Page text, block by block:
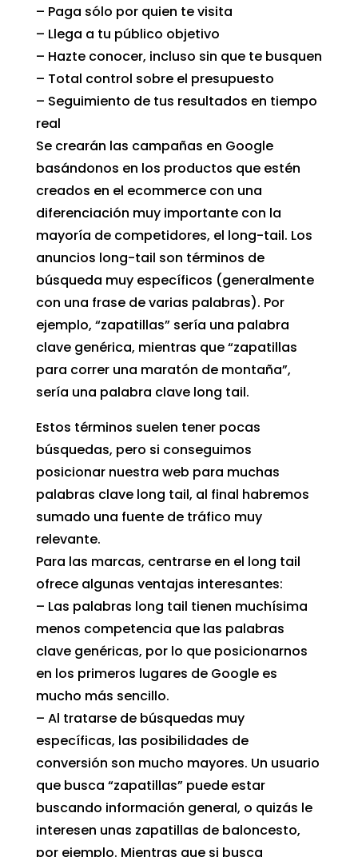
– Paga sólo por quien te visita
– Llega a tu público objetivo
– Hazte conocer, incluso sin que te busquen
– Total control sobre el presupuesto
– Seguimiento de tus resultados en tiempo
real
Se crearán las campañas en Google
basándonos en los productos que estén
creados en el ecommerce con una
diferenciación muy importante con la
mayoría de competidores, el long-tail. Los
anuncios long-tail son términos de
búsqueda muy específicos (generalmente
con una frase de varias palabras). Por
ejemplo, “zapatillas” sería una palabra
clave genérica, mientras que “zapatillas
para correr una maratón de montaña”,
sería una palabra clave long tail.
Estos términos suelen tener pocas
búsquedas, pero si conseguimos
posicionar nuestra web para muchas
palabras clave long tail, al final habremos
sumado una fuente de tráfico muy
relevante.
Para las marcas, centrarse en el long tail
ofrece algunas ventajas interesantes:
– Las palabras long tail tienen muchísima
menos competencia que las palabras
clave genéricas, por lo que posicionarnos
en los primeros lugares de Google es
mucho más sencillo.
– Al tratarse de búsquedas muy
específicas, las posibilidades de
conversión son mucho mayores. Un usuario
que busca “zapatillas” puede estar
buscando información general, o quizás le
interesen unas zapatillas de baloncesto,
por ejemplo. Mientras que si busca